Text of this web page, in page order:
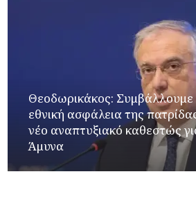
Θεοδωρικάκος: Συμβάλλουμε
εθνική ασφάλεια της
νέο αναπτυξιακό καθεστώς
Άμυνα